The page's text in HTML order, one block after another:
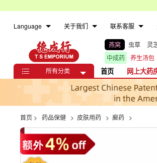
Language 关于我们 联系客服
燕窝 虫草 灵
中成药
养生汤包

所有分类 首页 网上大药
首页 > 药品保健 > 皮肤用药 > 廯药 >